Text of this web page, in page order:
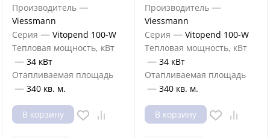
Производитель —
Viessmann
Серия — Vitopend 100-W
Тепловая мощность, кВт
— 34 кВт
Отапливаемая площадь
— 340 кв. м.
В корзину
Производитель —
Viessmann
Серия — Vitopend 100-W
Тепловая мощность, кВт
— 34 кВт
Отапливаемая площадь
— 340 кв. м.
В корзину